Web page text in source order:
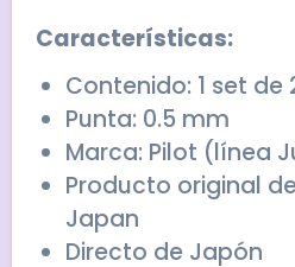
Características:
Contenido: 1 set de
Punta: 0.5 mm
Marca: Pilot (línea
Producto original
Japan
Directo de Japón